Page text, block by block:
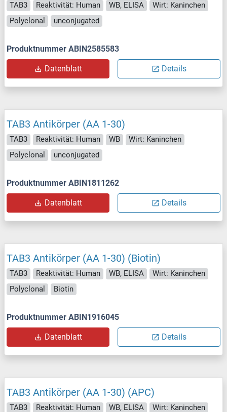
TAB3 Reaktivität: Human WB, ELISA
Wirt: Kaninchen
Polyclonal
unconjugated
Produktnummer ABIN2585583
Datenblatt Details
TAB3 Antikörper (AA 1-30)
TAB3 Reaktivität: Human WB
Wirt: Kaninchen
Polyclonal
unconjugated
Produktnummer ABIN1811262
Datenblatt Details
TAB3 Antikörper (AA 1-30) (Biotin)
TAB3 Reaktivität: Human WB, ELISA
Wirt: Kaninchen
Polyclonal
Biotin
Produktnummer ABIN1916045
Datenblatt Details
TAB3 Antikörper (AA 1-30) (APC)
TAB3 Reaktivität: Human WB, ELISA
Wirt: Kaninchen